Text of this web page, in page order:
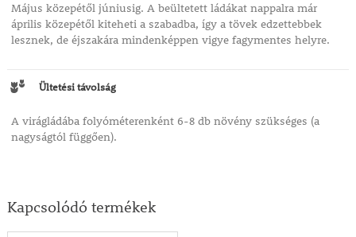
Május közepétől júniusig. A beültetett ládákat nappalra már
április közepétől kiteheti a szabadba, így a tövek edzettebbek
lesznek, de éjszakára mindenképpen vigye fagymentes helyre.
Ültetési távolság
A virágládába folyóméterenként 6-8 db növény szükséges (a
nagyságtól függően).
Kapcsolódó termékek